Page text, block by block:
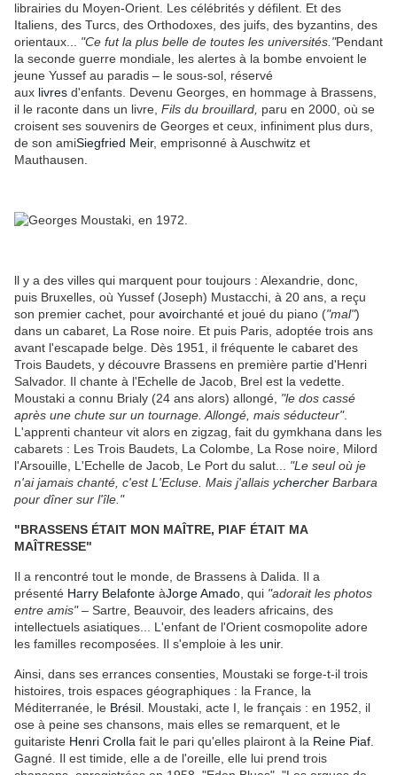
librairies du Moyen-Orient. Les célébrités y défilent. Et des
Italiens, des Turcs, des Orthodoxes, des juifs, des byzantins, des
orientaux... "Ce fut la plus belle de toutes les universités."Pendant
la seconde guerre mondiale, les alertes à la bombe envoient le
jeune Yussef au paradis – le sous-sol, réservé
aux livres d'enfants. Devenu Georges, en hommage à Brassens,
il le raconte dans un livre, Fils du brouillard, paru en 2000, où se
croisent ses souvenirs de Georges et ceux, infiniment plus durs,
de son amiSiegfried Meir, emprisonné à Auschwitz et
Mauthausen.
ll y a des villes qui marquent pour toujours : Alexandrie, donc,
puis Bruxelles, où Yussef (Joseph) Mustacchi, à 20 ans, a reçu
son premier cachet, pour avoirchanté et joué du piano ("mal")
dans un cabaret, La Rose noire. Et puis Paris, adoptée trois ans
avant l'escapade belge. Dès 1951, il fréquente le cabaret des
Trois Baudets, y découvre Brassens en première partie d'Henri
Salvador. Il chante à l'Echelle de Jacob, Brel est la vedette.
Moustaki a connu Brialy (24 ans alors) allongé, "le dos cassé
après une chute sur un tournage. Allongé, mais séducteur".
L'apprenti chanteur vit alors en zigzag, fait du gymkhana dans les
cabarets : Les Trois Baudets, La Colombe, La Rose noire, Milord
l'Arsouille, L'Echelle de Jacob, Le Port du salut... "Le seul où je
n'ai jamais chanté, c'est L'Ecluse. Mais j'allais ychercher Barbara
pour dîner sur l'île."
"BRASSENS ÉTAIT MON MAÎTRE, PIAF ÉTAIT MA
MAÎTRESSE"
Il a rencontré tout le monde, de Brassens à Dalida. Il a
présenté Harry Belafonte àJorge Amado , qui "adorait les photos
entre amis"– Sartre, Beauvoir, des leaders africains, des
intellectuels asiatiques... L'enfant de l'Orient cosmopolite adore
les familles recomposées. Il s'emploie à les unir.
Ainsi, dans ses errances consenties, Moustaki se forge-t-il trois
histoires, trois espaces géographiques : la France, la
Méditerranée, le Brésil . Moustaki, acte I, le français : en 1952, il
ose à peine ses chansons, mais elles se remarquent, et le
guitariste Henri Crolla fait le pari qu'elles plairont à la Reine Piaf
Gagné. Il est timide, elle a de l'oreille, elle lui prend trois